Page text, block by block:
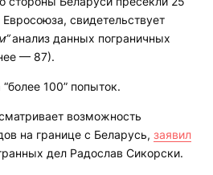
свидетельствует
анализ данных пограничных
— 87).
100” попыток.
возможность
на границе с Беларусь, заявил
дел Радослав Сикорски.